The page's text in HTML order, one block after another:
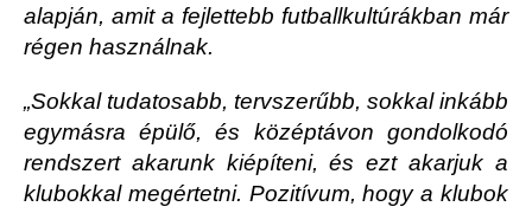
alapján, amit a fejlettebb futballkultúrákban már
régen használnak.
„Sokkal tudatosabb, tervszerűbb, sokkal inkább
egymásra épülő, és középtávon gondolkodó
rendszert akarunk kiépíteni, és ezt akarjuk a
klubokkal megértetni. Pozitívum, hogy a klubok